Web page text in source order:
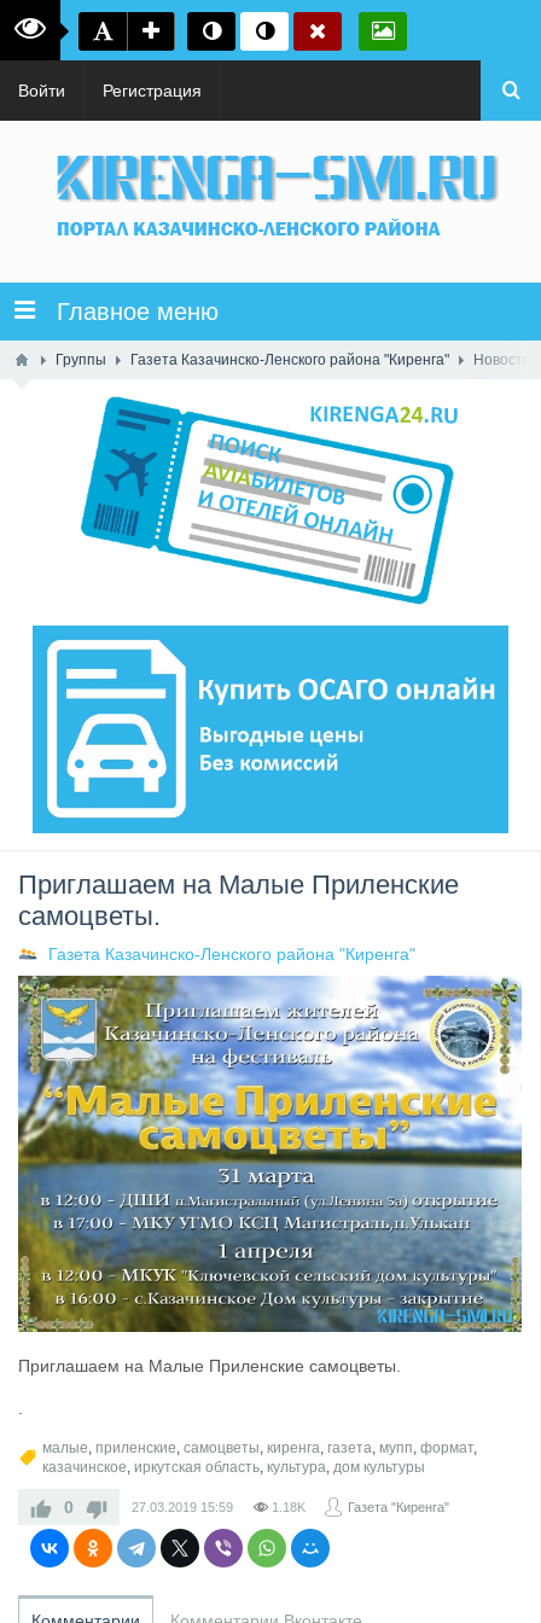
Войти Регистрация
Главное меню
Группы Газета Казачинско-Ленского района "Киренга" Новости
Приглашаем на Малые Приленские
самоцветы.
Газета Казачинско-Ленского района "Киренга"
Приглашаем на Малые Приленские самоцветы.
.
малые, приленские, самоцветы, киренга, газета, мупп, формат,
казачинское, иркутская область, культура, дом культуры
0 27.03.2019 15:59 1.18K Газета "Киренга"